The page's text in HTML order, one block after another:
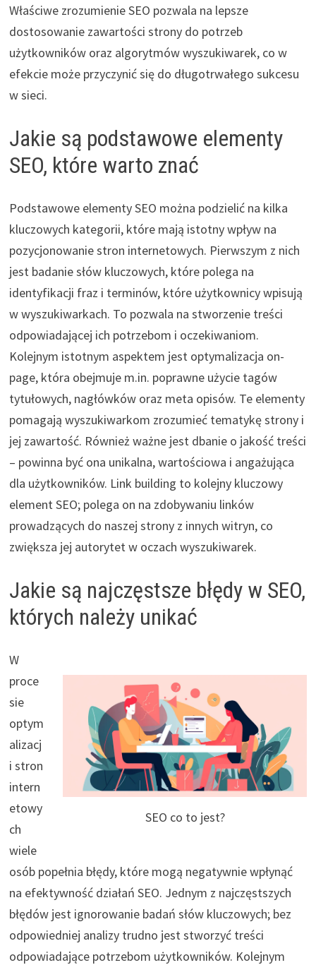
Właściwe zrozumienie SEO pozwala na lepsze
dostosowanie zawartości strony do potrzeb
użytkowników oraz algorytmów wyszukiwarek, co w
efekcie może przyczynić się do długotrwałego sukcesu
w sieci.
Jakie są podstawowe elementy
SEO, które warto znać
Podstawowe elementy SEO można podzielić na kilka
kluczowych kategorii, które mają istotny wpływ na
pozycjonowanie stron internetowych. Pierwszym z nich
jest badanie słów kluczowych, które polega na
identyfikacji fraz i terminów, które użytkownicy wpisują
w wyszukiwarkach. To pozwala na stworzenie treści
odpowiadającej ich potrzebom i oczekiwaniom.
Kolejnym istotnym aspektem jest optymalizacja on-
page, która obejmuje m.in. poprawne użycie tagów
tytułowych, nagłówków oraz meta opisów. Te elementy
pomagają wyszukiwarkom zrozumieć tematykę strony i
jej zawartość. Również ważne jest dbanie o jakość treści
– powinna być ona unikalna, wartościowa i angażująca
dla użytkowników. Link building to kolejny kluczowy
element SEO; polega on na zdobywaniu linków
prowadzących do naszej strony z innych witryn, co
zwiększa jej autorytet w oczach wyszukiwarek.
Jakie są najczęstsze błędy w SEO,
których należy unikać
SEO co to jest?
W
proce
sie
optym
alizacj
i stron
intern
etowy
ch
wiele
osób popełnia błędy, które mogą negatywnie wpłynąć
na efektywność działań SEO. Jednym z najczęstszych
błędów jest ignorowanie badań słów kluczowych; bez
odpowiedniej analizy trudno jest stworzyć treści
odpowiadające potrzebom użytkowników. Kolejnym